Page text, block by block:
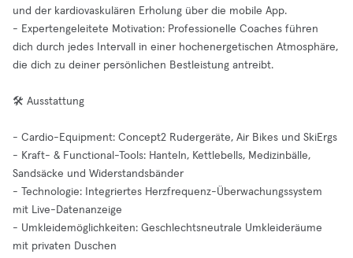
und der kardiovaskulären Erholung über die mobile App.
- Expertengeleitete Motivation: Professionelle Coaches führen
dich durch jedes Intervall in einer hochenergetischen Atmosphäre,
die dich zu deiner persönlichen Bestleistung antreibt.
🛠️ Ausstattung
- Cardio-Equipment: Concept2 Rudergeräte, Air Bikes und SkiErgs
- Kraft- & Functional-Tools: Hanteln, Kettlebells, Medizinbälle,
Sandsäcke und Widerstandsbänder
- Technologie: Integriertes Herzfrequenz-Überwachungssystem
mit Live-Datenanzeige
- Umkleidemöglichkeiten: Geschlechtsneutrale Umkleideräume
mit privaten Duschen